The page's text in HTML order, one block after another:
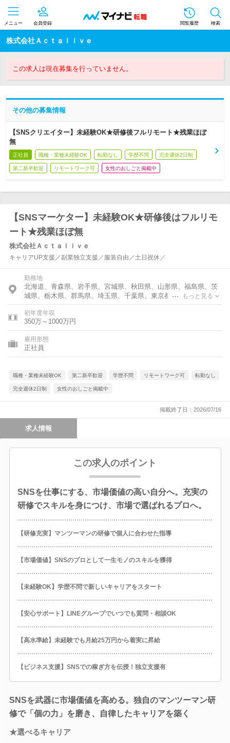
メニュー 会員登録 閲覧履歴 検索
株式会社Ａｃｔａｌｉｖｅ
この求人は現在募集を行っていません。
その他の募集情報
【SNSクリエイター】未経験OK★研修後フルリモート★残業ほぼ
無
正社員 職種・業種未経験OK 転勤なし 学歴不問 完全週休2日制
第二新卒歓迎 リモートワーク可 女性のおしごと掲載中
【SNSマーケター】未経験OK★研修後はフルリモ
ート★残業ほぼ無
株式会社Ａｃｔａｌｉｖｅ
キャリアUP支援／副業独立支援／服装自由／土日祝休／
勤務地
北海道、青森県、岩手県、宮城県、秋田県、山形県、福島県、茨
城県、栃木県、群馬県、埼玉県、千葉県、東京都、神奈川県、富
山県、石川県、福井県、新潟県、山梨県、長野県、岐阜県、静岡
県、愛知県、三重県、滋賀県、京都府、大阪府、兵庫県、奈良
県、和歌山県、鳥取県、島根県、岡山県、広島県、山口県、徳島
県、香川県、愛媛県、高知県、福岡県、佐賀県、長崎県、熊本
県、大分県、宮崎県、鹿児島県、沖縄県
もっと見る
初年度年収
350万～1000万円
雇用形態
正社員
職種・業種未経験OK 第二新卒歓迎 学歴不問 リモートワーク可 転勤なし
完全週休2日制 女性のおしごと掲載中
掲載終了日：2026/07/16
求人情報
この求人のポイント
SNSを仕事にする、市場価値の高い自分へ。充実の
研修でスキルを身につけ、市場で選ばれるプロへ。
【研修充実】マンツーマンの研修で個人に合わせた指導
【市場価値】SNSのプロとして一生モノのスキルを獲得
【未経験OK】学歴不問で新しいキャリアをスタート
【安心サポート】LINEグループでいつでも質問・相談OK
【高水準給】未経験でも月給25万円から着実に昇給
【ビジネス支援】SNSでの稼ぎ方を伝授！独立支援有
SNSを武器に市場価値を高める。独自のマンツーマン研
修で「個の力」を磨き、自律したキャリアを築く
★選べるキャリア